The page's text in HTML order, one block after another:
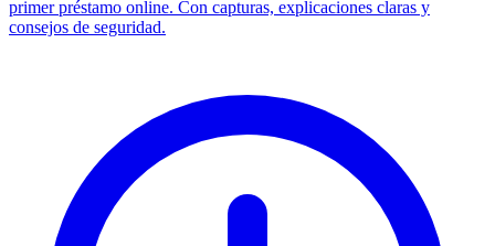
primer préstamo online. Con capturas, explicaciones claras y
consejos de seguridad.